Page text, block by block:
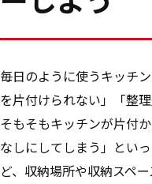
毎日のように使うキッチ
を片付けられない」「整
そもそもキッチンが片付
なしにしてしまう」とい
ど、収納場所や収納スペ